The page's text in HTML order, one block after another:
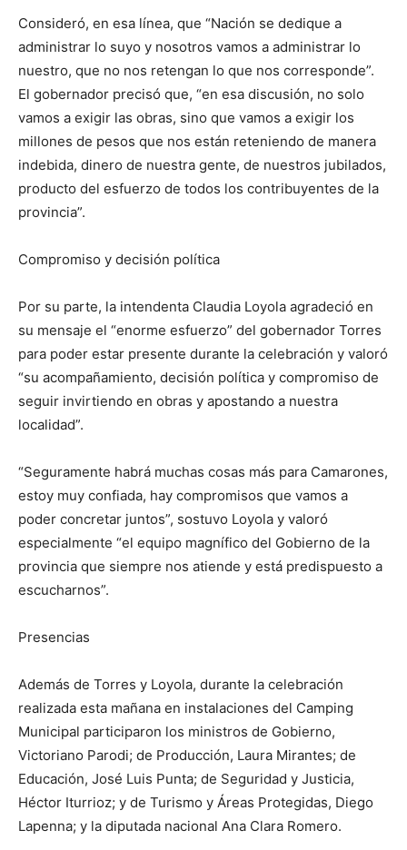
Consideró, en esa línea, que “Nación se dedique a
administrar lo suyo y nosotros vamos a administrar lo
nuestro, que no nos retengan lo que nos corresponde”.
El gobernador precisó que, “en esa discusión, no solo
vamos a exigir las obras, sino que vamos a exigir los
millones de pesos que nos están reteniendo de manera
indebida, dinero de nuestra gente, de nuestros jubilados,
producto del esfuerzo de todos los contribuyentes de la
provincia”.
Compromiso y decisión política
Por su parte, la intendenta Claudia Loyola agradeció en
su mensaje el “enorme esfuerzo” del gobernador Torres
para poder estar presente durante la celebración y valoró
“su acompañamiento, decisión política y compromiso de
seguir invirtiendo en obras y apostando a nuestra
localidad”.
“Seguramente habrá muchas cosas más para Camarones,
estoy muy confiada, hay compromisos que vamos a
poder concretar juntos”, sostuvo Loyola y valoró
especialmente “el equipo magnífico del Gobierno de la
provincia que siempre nos atiende y está predispuesto a
escucharnos”.
Presencias
Además de Torres y Loyola, durante la celebración
realizada esta mañana en instalaciones del Camping
Municipal participaron los ministros de Gobierno,
Victoriano Parodi; de Producción, Laura Mirantes; de
Educación, José Luis Punta; de Seguridad y Justicia,
Héctor Iturrioz; y de Turismo y Áreas Protegidas, Diego
Lapenna; y la diputada nacional Ana Clara Romero.